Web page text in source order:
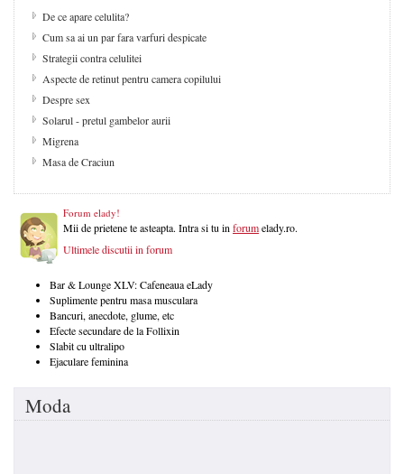
De ce apare celulita?
Cum sa ai un par fara varfuri despicate
Strategii contra celulitei
Aspecte de retinut pentru camera copilului
Despre sex
Solarul - pretul gambelor aurii
Migrena
Masa de Craciun
Forum elady!
Mii de prietene te asteapta. Intra si tu in forumelady.ro.
Ultimele discutii in forum
Bar & Lounge XLV: Cafeneaua eLady
Suplimente pentru masa musculara
Bancuri, anecdote, glume, etc
Efecte secundare de la Follixin
Slabit cu ultralipo
Ejaculare feminina
Moda